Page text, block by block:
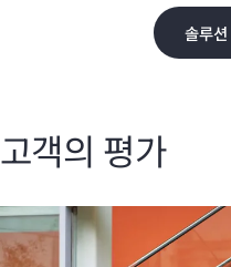
솔루
고객의 평가